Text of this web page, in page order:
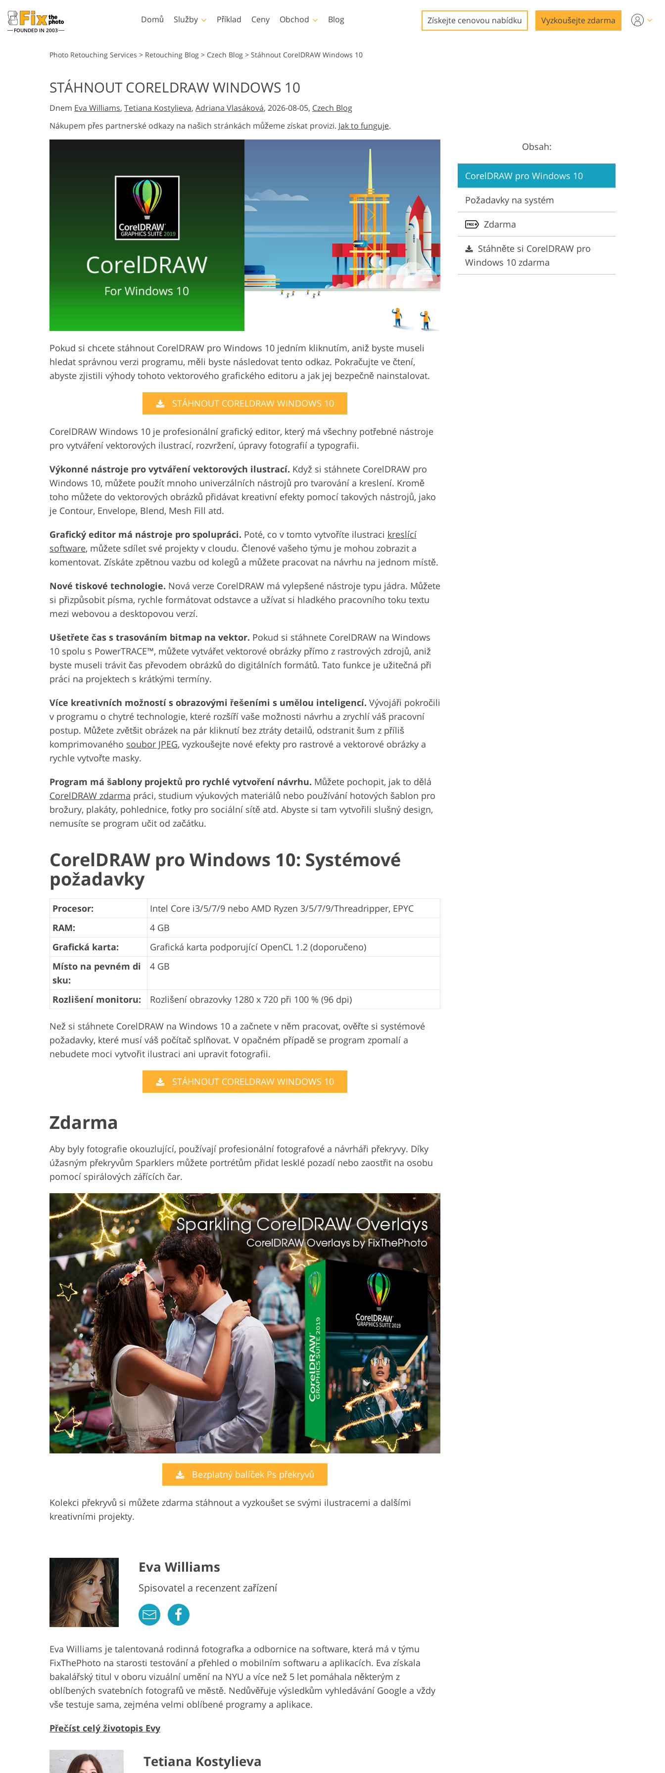
FOUNDED IN 2003
Domů Služby
Retušovací služby
Služby retušování dětské
Foto Obnovení Služby
Služby retušování produktů Služby retušování šperků Data pro výcvik AI Služby pro úpravu videa
Příklad Ceny Obchod
Lightroom
Předvolby Lightroom
Celé přednastavené
kolekce LR
nabídek
Mobilní kolekce
Photoshop
Akce Photoshopu
Štětce Photoshopu
Překryvy Photoshopu
Textury Photoshopu
Templates
Šablony
Marketingové šablony
Valentýnské karty
Pozvánky na svatbu
Blog Získejte cenovou nabídku Vyzkoušejte zdarma
Photo Retouching Services > Retouching Blog > Czech Blog > Stáhnout CorelDRAW Windows 10
STÁHNOUT CORELDRAW WINDOWS 10
Dnem Eva Williams, Tetiana Kostylieva, Adriana Vlasáková, 2026-08-05, Czech Blog
Nákupem přes partnerské odkazy na našich stránkách můžeme získat provizi. Jak to funguje.
Pokud si chcete stáhnout CorelDRAW pro Windows 10 jedním kliknutím, aniž byste museli
hledat správnou verzi programu, měli byste následovat tento odkaz. Pokračujte ve čtení,
abyste zjistili výhody tohoto vektorového grafického editoru a jak jej bezpečně nainstalovat.
STÁHNOUT CORELDRAW WINDOWS 10
CorelDRAW Windows 10 je profesionální grafický editor, který má všechny potřebné nástroje
pro vytváření vektorových ilustrací, rozvržení, úpravy fotografií a typografii.
Výkonné nástroje pro vytváření vektorových ilustrací. Když si stáhnete CorelDRAW pro
Windows 10, můžete použít mnoho univerzálních nástrojů pro tvarování a kreslení. Kromě
toho můžete do vektorových obrázků přidávat kreativní efekty pomocí takových nástrojů, jako
je Contour, Envelope, Blend, Mesh Fill atd.
Grafický editor má nástroje pro spolupráci. Poté, co v tomto vytvoříte ilustraci kreslící
software, můžete sdílet své projekty v cloudu. Členové vašeho týmu je mohou zobrazit a
komentovat. Získáte zpětnou vazbu od kolegů a můžete pracovat na návrhu na jednom místě.
Nové tiskové technologie. Nová verze CorelDRAW má vylepšené nástroje typu jádra. Můžete
si přizpůsobit písma, rychle formátovat odstavce a užívat si hladkého pracovního toku textu
mezi webovou a desktopovou verzí.
Ušetřete čas s trasováním bitmap na vektor. Pokud si stáhnete CorelDRAW na Windows
10 spolu s PowerTRACE™, můžete vytvářet vektorové obrázky přímo z rastrových zdrojů, aniž
byste museli trávit čas převodem obrázků do digitálních formátů. Tato funkce je užitečná při
práci na projektech s krátkými termíny.
Více kreativních možností s obrazovými řešeními s umělou inteligencí. Vývojáři pokročili
v programu o chytré technologie, které rozšíří vaše možnosti návrhu a zrychlí váš pracovní
postup. Můžete zvětšit obrázek na pár kliknutí bez ztráty detailů, odstranit šum z příliš
komprimovaného soubor JPEG, vyzkoušejte nové efekty pro rastrové a vektorové obrázky a
rychle vytvořte masky.
Program má šablony projektů pro rychlé vytvoření návrhu. Můžete pochopit, jak to dělá
CorelDRAW zdarma práci, studium výukových materiálů nebo používání hotových šablon pro
brožury, plakáty, pohlednice, fotky pro sociální sítě atd. Abyste si tam vytvořili slušný design,
nemusíte se program učit od začátku.
CorelDRAW pro Windows 10: Systémové
požadavky
Procesor:
Intel Core i3/5/7/9 nebo AMD Ryzen 3/5/7/9/Threadripper, EPYC
RAM:
4 GB
Grafická karta:
Grafická karta podporující OpenCL 1.2 (doporučeno)
Místo na pevném di
sku:
4 GB
Rozlišení monitoru: Rozlišení obrazovky 1280 x 720 při 100 % (96 dpi)
Než si stáhnete CorelDRAW na Windows 10 a začnete v něm pracovat, ověřte si systémové
požadavky, které musí váš počítač splňovat. V opačném případě se program zpomalí a
nebudete moci vytvořit ilustraci ani upravit fotografii.
STÁHNOUT CORELDRAW WINDOWS 10
Zdarma
Aby byly fotografie okouzlující, používají profesionální fotografové a návrháři překryvy. Díky
úžasným překryvům Sparklers můžete portrétům přidat lesklé pozadí nebo zaostřit na osobu
pomocí spirálových zářících čar.
Bezplatný balíček Ps překryvů
Kolekci překryvů si můžete zdarma stáhnout a vyzkoušet se svými ilustracemi a dalšími
kreativními projekty.
Eva Williams
Spisovatel a recenzent zařízení
Eva Williams je talentovaná rodinná fotografka a odbornice na software, která má v týmu
FixThePhoto na starosti testování a přehled o mobilním softwaru a aplikacích. Eva získala
bakalářský titul v oboru vizuální umění na NYU a více než 5 let pomáhala některým z
oblíbených svatebních fotografů ve městě. Nedůvěřuje výsledkům vyhledávání Google a vždy
vše testuje sama, zejména velmi oblíbené programy a aplikace.
Přečíst celý životopis Evy
Tetiana Kostylieva
Obsah:
CorelDRAW pro Windows 10
Požadavky na systém
Zdarma
Stáhněte si CorelDRAW pro
Windows 10 zdarma